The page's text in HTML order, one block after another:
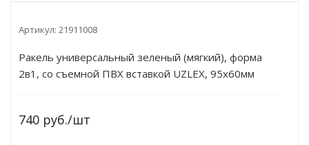
Артикул: 21911008
Ракель универсальный зеленый (мягкий), форма
2в1, со съемной ПВХ вставкой UZLEX, 95х60мм
740 руб./шт